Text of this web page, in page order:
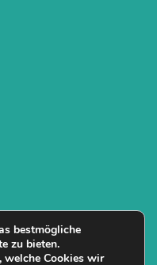
bestmögliche
zu bieten.
welche Cookies wir